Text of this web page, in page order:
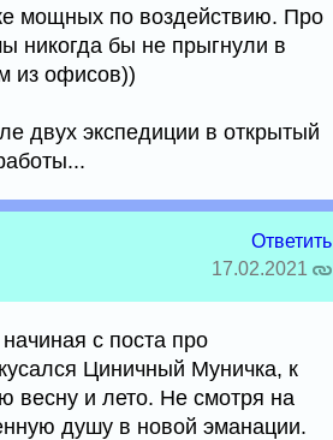
мощных по воздействию. Про
никогда бы не прыгнули в
из офисов))
двух экспедиции в открытый
Ответить
17.02.2021
с поста про
Циничный Муничка, к
весну и лето. Не смотря на
душу в новой эманации.